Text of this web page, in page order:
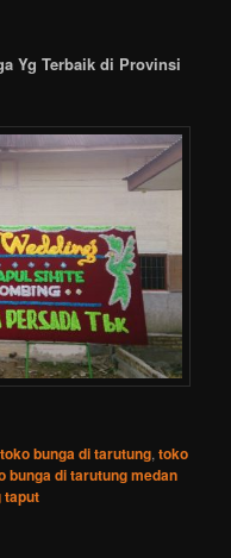
Yg Terbaik di Provinsi
toko bunga di tarutung,toko
bunga di tarutung medan
taput